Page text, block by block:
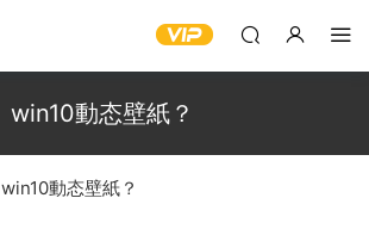
win10動态壁紙？
win10動态壁紙？